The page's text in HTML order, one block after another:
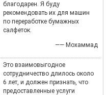
благодарен. Я буду
рекомендовать их для машин
по переработке бумажных
салфеток.
—— Мохаммад
Это взаимовыгодное
сотрудничество длилось около
6 лет, и должен признать, что
предоставленные услуги